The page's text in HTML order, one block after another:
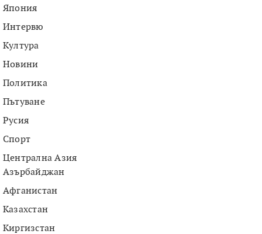
Япония
Интервю
Култура
Новини
Политика
Пътуване
Русия
Спорт
Централна Азия
Азърбайджан
Афганистан
Казахстан
Киргизстан